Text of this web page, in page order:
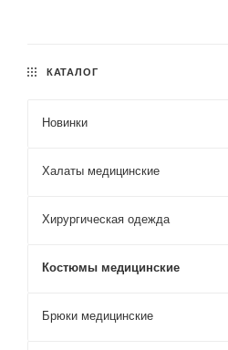
КАТАЛОГ
Новинки
Халаты медицинские
Хирургическая одежда
Костюмы медицинские
Брюки медицинские